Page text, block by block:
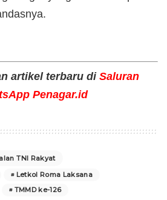
artikel terbaru di Saluran
Penagar.id
TNI Rakyat
Letkol Roma Laksana
TMMD ke-126